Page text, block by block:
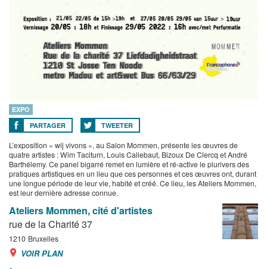
EXPO
PARTAGER
TWEETER
L’exposition « wij vivons », au Salon Mommen, présente les œuvres de
quatre artistes : Wim Taciturn, Louis Callebaut, Bizoux De Clercq et André
Barthélemy. Ce panel bigarré remet en lumière et ré-active le plurivers des
pratiques artistiques en un lieu que ces personnes et ces œuvres ont, durant
une longue période de leur vie, habité et créé. Ce lieu, les Ateliers Mommen,
est leur dernière adresse connue.
Ateliers Mommen, cité d'artistes
rue de la Charité 37
1210 Bruxelles
VOIR PLAN